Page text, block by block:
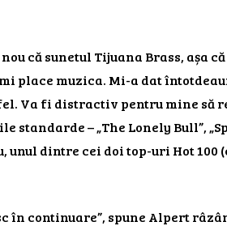
că sunetul Tijuana Brass, așa
place muzica. Mi-a dat
Va fi distractiv pentru mine să
– „The Lonely Bull”,
unul dintre cei doi top-uri Hot
în continuare”, spune Alpert